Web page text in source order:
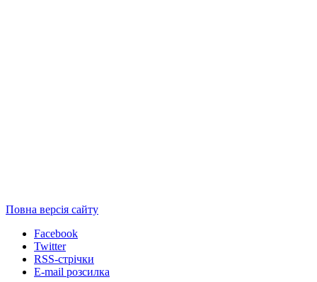
Повна версія сайту
Facebook
Twitter
RSS-стрічки
E-mail розсилка